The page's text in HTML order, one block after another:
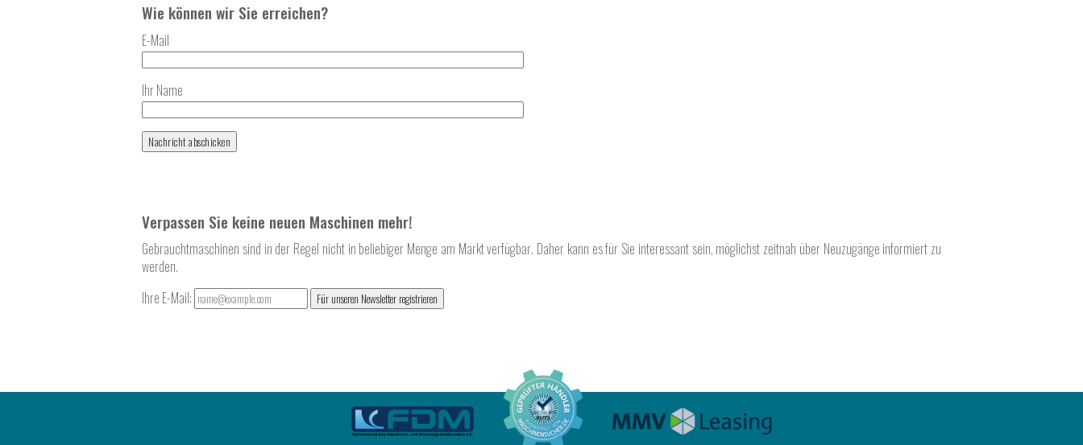
Wie können wir Sie erreichen?
E-Mail
Ihr Name
Verpassen Sie keine neuen Maschinen mehr!
Gebrauchtmaschinen sind in der Regel nicht in beliebiger Menge am Markt verfügbar. Daher kann es für Sie interessant sein, möglichst zeitnah über Neuzugänge informiert zu
werden.
Ihre E-Mail:
Für unseren Newsletter registrieren